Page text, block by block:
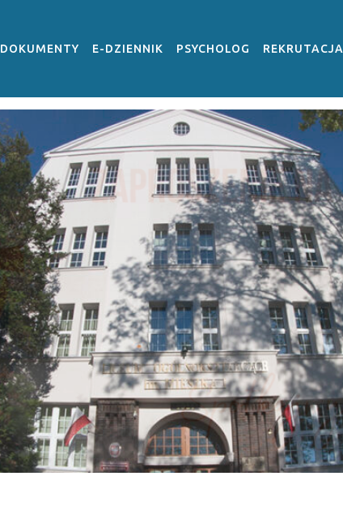
DOKUMENTY E-DZIENNIK PSYCHOLOG REKRUTACJA